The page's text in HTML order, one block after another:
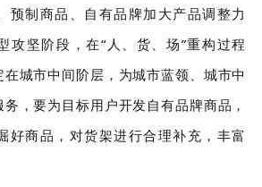
预制商品、自有品牌加大产品调整力
攻坚阶段，在“人、货、场”重构过程
城市中间阶层，为城市蓝领、城市中
，要为目标用户开发自有品牌商品，
好商品，对货架进行合理补充，丰富